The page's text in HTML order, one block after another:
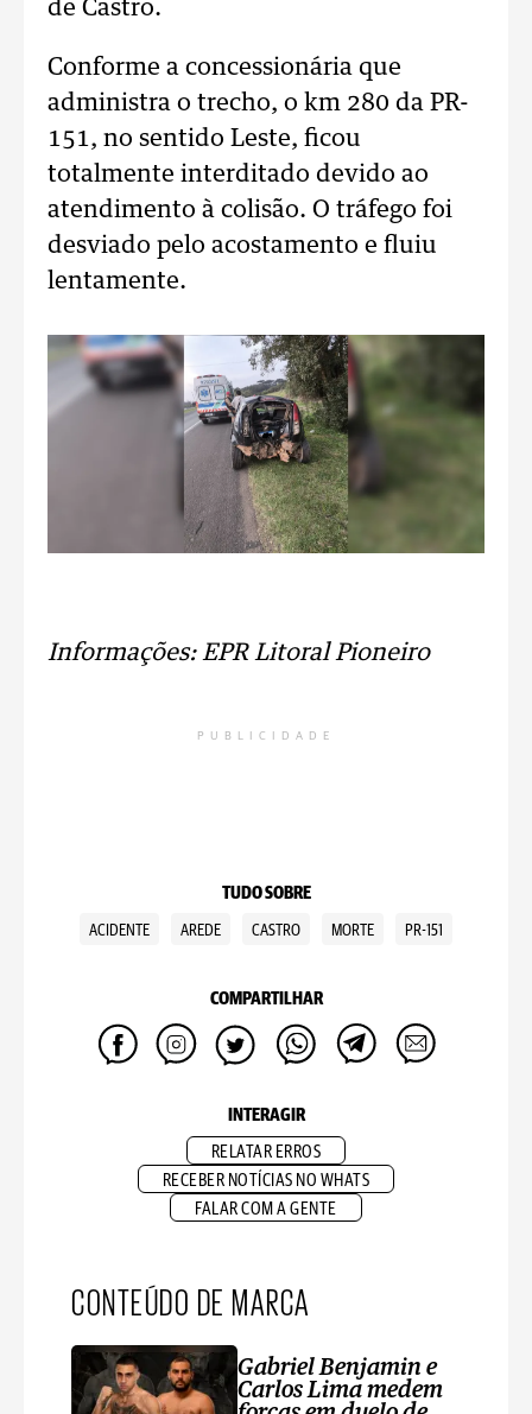
de Castro.
Conforme a concessionária que
administra o trecho, o km 280 da PR-
151, no sentido Leste, ficou
totalmente interditado devido ao
atendimento à colisão. O tráfego foi
desviado pelo acostamento e fluiu
lentamente.
Informações: EPR Litoral Pioneiro
PUBLICIDADE
TUDO SOBRE
ACIDENTE AREDE CASTRO MORTE PR-151
COMPARTILHAR
INTERAGIR
RELATAR ERROS
RECEBER NOTÍCIAS NO WHATS
FALAR COM A GENTE
CONTEÚDO DE MARCA
Gabriel Benjamin e
Carlos Lima medem